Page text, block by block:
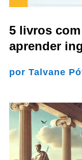
5 livros
aprender
por Talvane